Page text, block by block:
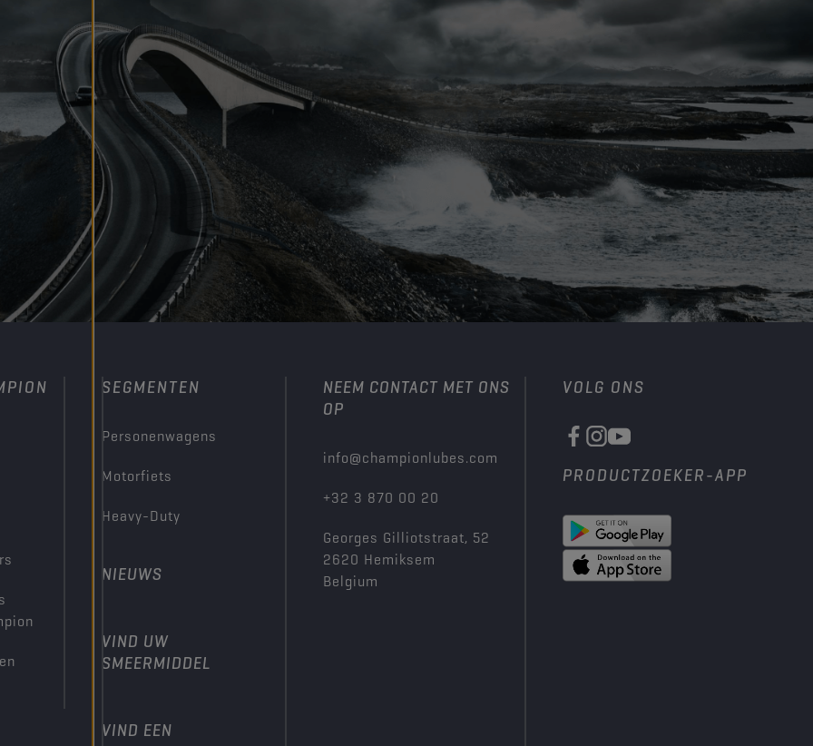
SEGMENTEN
Personenwagens
Motorfiets
Heavy-Duty
NIEUWS
VIND UW
SMEERMIDDEL
VIND EEN
NEEM CONTACT MET ONS
OP
info@championlubes.com
+32 3 870 00 20
Georges Gilliotstraat, 52
2620 Hemiksem
Belgium
VOLG ONS
PRODUCTZOEKER-APP